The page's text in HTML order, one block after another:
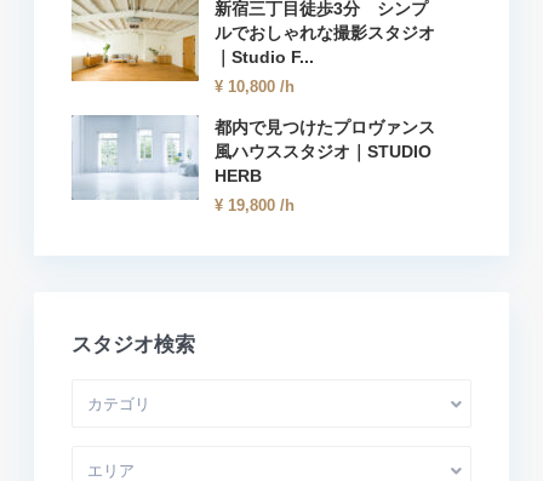
新宿三丁目徒歩3分 シンプ
ルでおしゃれな撮影スタジオ
｜Studio F...
¥ 10,800 /h
都内で見つけたプロヴァンス
風ハウススタジオ｜STUDIO
HERB
¥ 19,800 /h
スタジオ検索
カテゴリ
エリア